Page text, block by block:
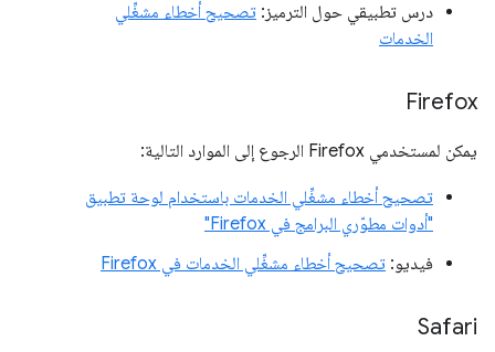
درس تطبيقي حول الترميز: تصحيح أخطاء مشغِّلي
الخدمات
Firefox
يمكن لمستخدمي Firefox الرجوع إلى الموارد التالية:
تصحيح أخطاء مشغِّلي الخدمات باستخدام لوحة تطبيق
"أدوات مطوّري البرامج في Firefox"
فيديو: تصحيح أخطاء مشغِّلي الخدمات في Firefox
Safari